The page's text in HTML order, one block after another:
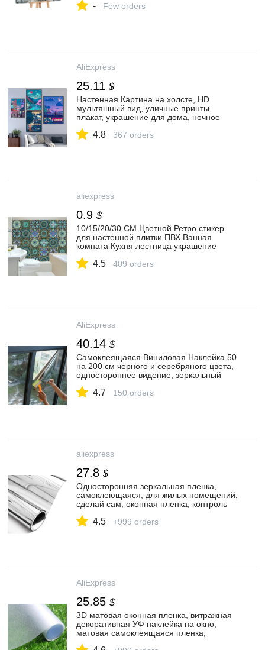
3,200.00 грн. в rozetka.com.ua | imall.com
- Few orders
AliExpress
25.11 $
Настенная Картина на холсте, HD
мультяшный вид, уличные принты,
плакат, украшение для дома, ночное
модульные картины, рамка|Рисование и
4.8 367 orders
aliexpress
0.9 $
10/15/20/30 СМ Цветной Ретро стикер
для настенной плитки ПВХ Ванная
комната Кухня лестница украшение
росписи|Наклейки на стену| |
4.5 409 orders
AliExpress
40.14 $
Самоклеящаяся Виниловая Наклейка 50
на 200 см черного и серебряного цвета,
одностороннее видение, зеркальный
УФ защита, контроль тепла|
4.7 150 orders
aliexpress
27.8 $
Односторонняя зеркальная пленка,
самоклеющаяся, для жилых помещений,
сделай сам, оконная пленка, контроль
лучей, Тонировка окон для офиса|
4.5 +999 orders
AliExpress
25.85 $
3D матовая оконная пленка, витражная
декоративная УФ наклейка на окно,
матовая самоклеящаяся пленка,